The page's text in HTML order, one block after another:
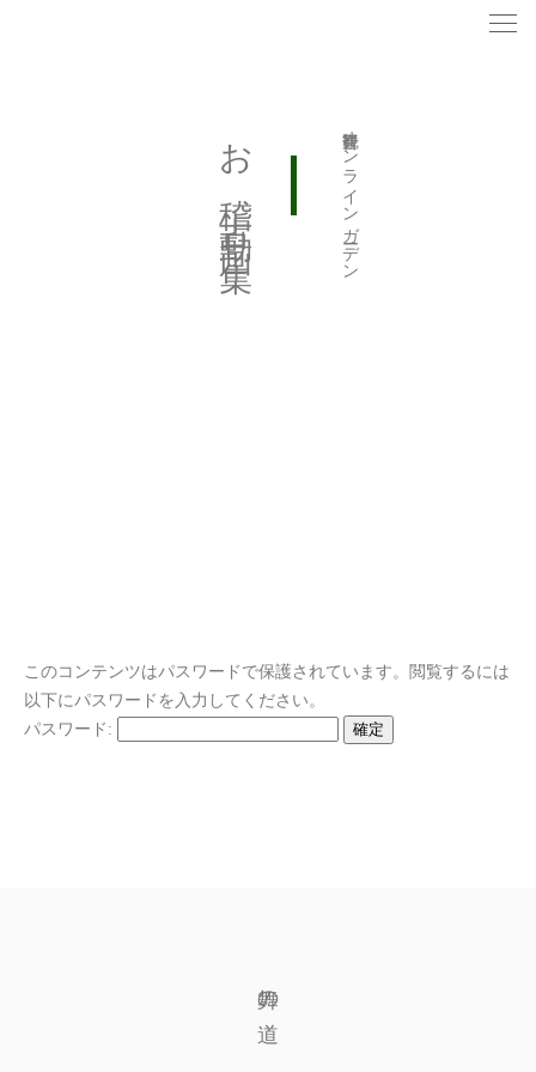
観音舞オンラインガーデン
お稽古動画集
このコンテンツはパスワードで保護されています。閲覧するには
以下にパスワードを入力してください。
パスワード:
舞の道